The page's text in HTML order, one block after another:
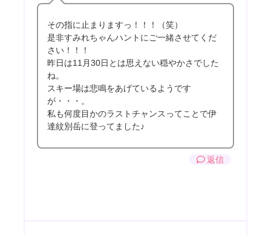
その指に止まりますっ！！！（笑）
是非すみれちゃんハントにご一緒させてくだ
さい！！！
昨日は11月30日とは思えない穏やかさでした
ね。
スキー場は悲鳴をあげているようです
が・・・。
私も何度目かのラストチャンスってことで伊
達紋別岳に登ってました♪
返信